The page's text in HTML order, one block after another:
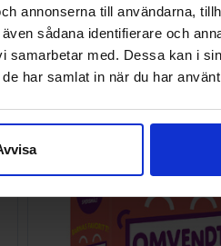
annonserna till användarna,
sådana identifierare och
med. Dessa kan i
har samlat in när du har
15
Agenterna Brädspel
266 SEK